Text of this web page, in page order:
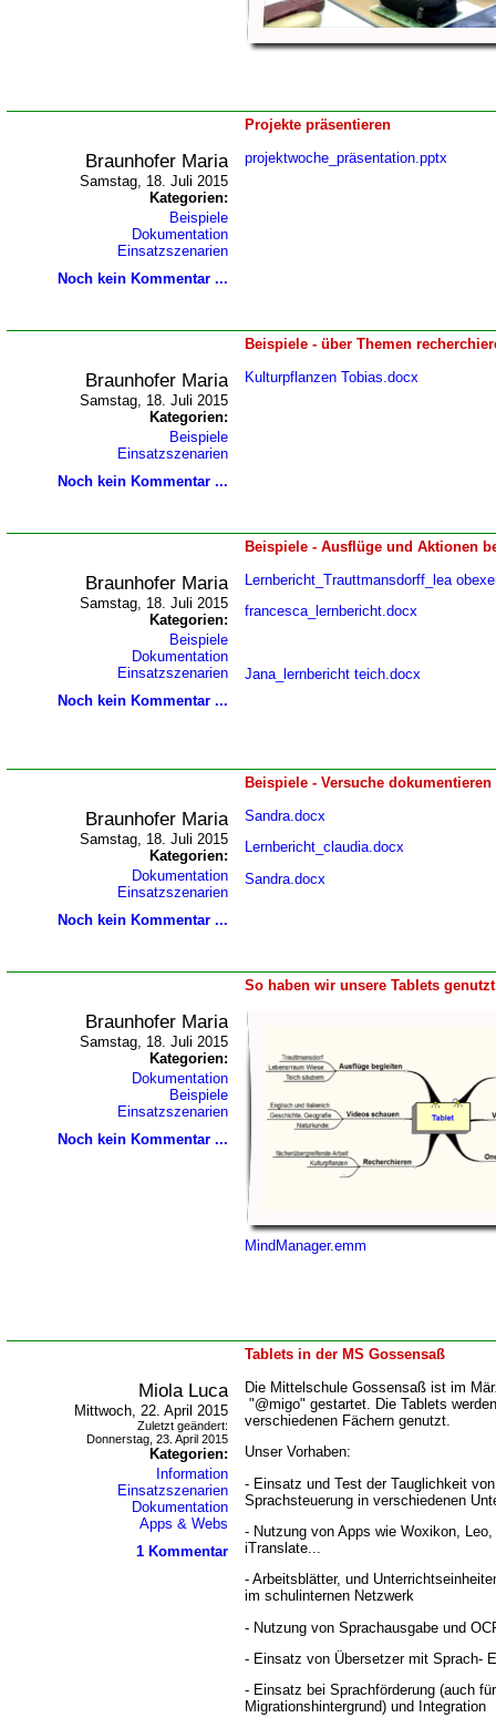
Projekte präsentieren
Braunhofer Maria
Samstag, 18. Juli 2015
Kategorien:
Beispiele
Dokumentation
Einsatzszenarien
Noch kein Kommentar ...
projektwoche_präsentation.pptx
Beispiele - über Themen
Braunhofer Maria
Samstag, 18. Juli 2015
Kategorien:
Beispiele
Einsatzszenarien
Noch kein Kommentar ...
Kulturpflanzen Tobias.docx
Beispiele - Ausflüge und Aktionen
Braunhofer Maria
Samstag, 18. Juli 2015
Kategorien:
Beispiele
Dokumentation
Einsatzszenarien
Noch kein Kommentar ...
Lernbericht_Trauttmansdorff_lea
francesca_lernbericht.docx
Jana_lernbericht teich.docx
Beispiele - Versuche dokumentieren
Braunhofer Maria
Samstag, 18. Juli 2015
Kategorien:
Dokumentation
Einsatzszenarien
Noch kein Kommentar ...
Sandra.docx
Lernbericht_claudia.docx
Sandra.docx
So haben wir unsere Tablets
Braunhofer Maria
Samstag, 18. Juli 2015
Kategorien:
Dokumentation
Beispiele
Einsatzszenarien
Noch kein Kommentar ...
MindManager.emm
Tablets in der MS Gossensaß
Miola Luca
Mittwoch, 22. April 2015
Zuletzt geändert:
Donnerstag, 23. April 2015
Kategorien:
Information
Einsatzszenarien
Dokumentation
Apps & Webs
1 Kommentar
Die Mittelschule Gossensaß ist im
"@migo" gestartet. Die Tablets
verschiedenen Fächern genutzt.
Unser Vorhaben:
- Einsatz und Test der Tauglichkeit
Sprachsteuerung in verschiedenen
- Nutzung von Apps wie Woxikon,
iTranslate...
- Arbeitsblätter, und
im schulinternen Netzwerk
- Nutzung von Sprachausgabe und
- Einsatz von Übersetzer mit Sprach-
- Einsatz bei Sprachförderung (auch
Migrationshintergrund) und Integration